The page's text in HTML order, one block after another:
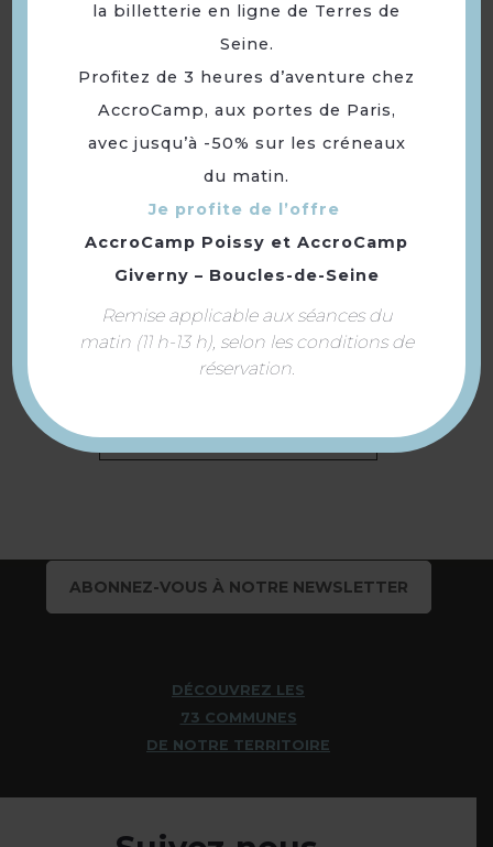
Parc de jeux pour enfants,
Royal Kids
ABONNEZ-VOUS À NOTRE NEWSLETTER
DÉCOUVREZ LES
73 COMMUNES
DE NOTRE TERRITOIRE
la billetterie en ligne de Terres de
Seine.
Profitez de 3 heures d’aventure chez
AccroCamp, aux portes de Paris,
avec jusqu’à -50% sur les créneaux
du matin.
Je profite de l’offre
AccroCamp Poissy et AccroCamp
Giverny – Boucles-de-Seine
Remise applicable aux séances du
matin (11 h-13 h), selon les conditions de
réservation.